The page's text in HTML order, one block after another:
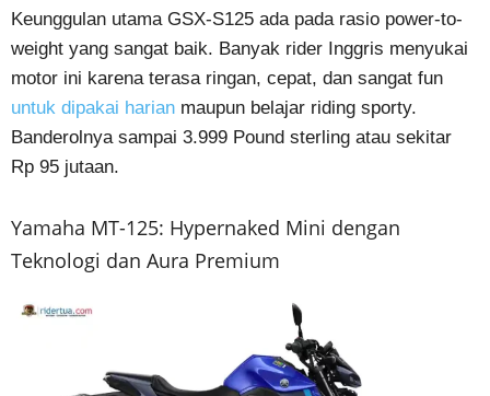
Keunggulan utama GSX-S125 ada pada rasio power-to-
weight yang sangat baik. Banyak rider Inggris menyukai
motor ini karena terasa ringan, cepat, dan sangat fun
untuk dipakai harian maupun belajar riding sporty.
Banderolnya sampai 3.999 Pound sterling atau sekitar
Rp 95 jutaan.
Yamaha MT-125: Hypernaked Mini dengan
Teknologi dan Aura Premium